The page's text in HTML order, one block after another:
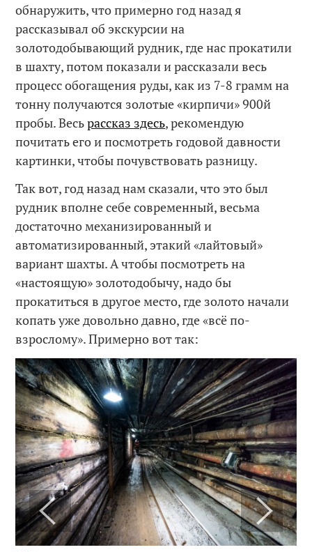
обнаружить, что примерно год назад я
рассказывал об экскурсии на
золотодобывающий рудник, где нас прокатили
в шахту, потом показали и рассказали весь
процесс обогащения руды, как из 7-8 грамм на
тонну получаются золотые «кирпичи» 900й
пробы. Весьрассказ здесь, рекомендую
почитать его и посмотреть годовой давности
картинки, чтобы почувствовать разницу.
Так вот, год назад нам сказали, что это был
рудник вполне себе современный, весьма
достаточно механизированный и
автоматизированный, этакий «лайтовый»
вариант шахты. А чтобы посмотреть на
«настоящую» золотодобычу, надо бы
прокатиться в другое место, где золото начали
копать уже довольно давно, где «всё по-
взрослому». Примерно вот так: